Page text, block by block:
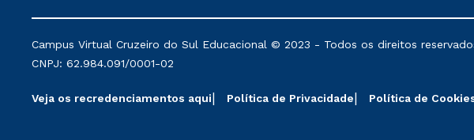
mantidos conforme negociação. Descontos institucionais poderão
serviços.
Campus Virtual Cruzeiro do Sul Educacional © 2023 - Todos os direitos
CNPJ: 62.984.091/0001-02
Veja os recredenciamentos aqui Política de Privacidade Política de